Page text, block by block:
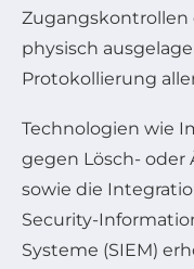
Zugangskontrollen
physisch
Protokollierung
Technologien wie
gegen Lösch- oder
sowie die
Security-
Systeme (SIEM)